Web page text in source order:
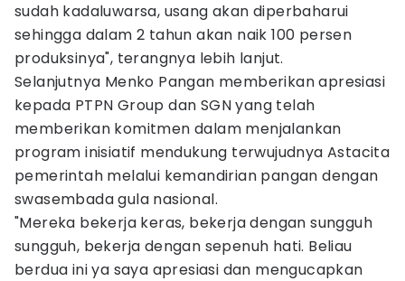
sudah kadaluwarsa, usang akan diperbaharui
sehingga dalam 2 tahun akan naik 100 persen
produksinya", terangnya lebih lanjut.
Selanjutnya Menko Pangan memberikan apresiasi
kepada PTPN Group dan SGN yang telah
memberikan komitmen dalam menjalankan
program inisiatif mendukung terwujudnya Astacita
pemerintah melalui kemandirian pangan dengan
swasembada gula nasional.
"Mereka bekerja keras, bekerja dengan sungguh
sungguh, bekerja dengan sepenuh hati. Beliau
berdua ini ya saya apresiasi dan mengucapkan